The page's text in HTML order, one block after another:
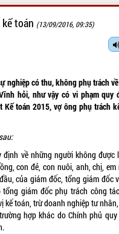
toán (13/09/2016, 09:35)
nghiệp có thu, không phụ trách
hỏi, như vậy có vi phạm quy
toán 2015, vợ ông phụ trách
định về những người không được
con đẻ, con nuôi, anh, chị,
của giám đốc, tổng giám đốc
giám đốc phụ trách công
toán, trừ doanh nghiệp tư
hợp khác do Chính phủ